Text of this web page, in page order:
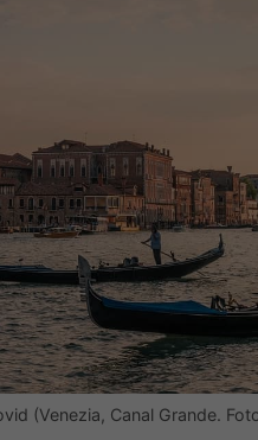
(Venezia, Canal Grande.